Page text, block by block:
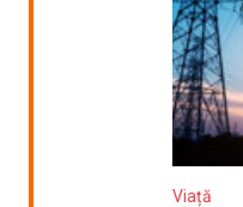
Viață